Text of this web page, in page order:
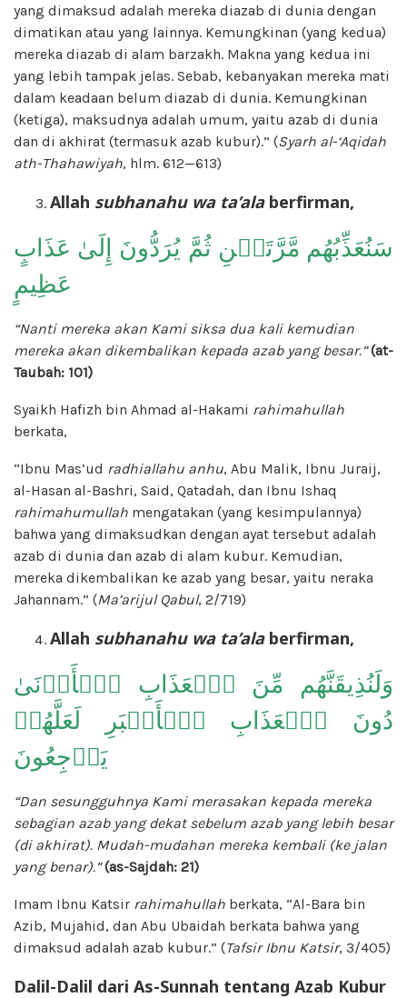
yang dimaksud adalah mereka diazab di dunia dengan
dimatikan atau yang lainnya. Kemungkinan (yang kedua)
mereka diazab di alam barzakh. Makna yang kedua ini
yang lebih tampak jelas. Sebab, kebanyakan mereka mati
dalam keadaan belum diazab di dunia. Kemungkinan
(ketiga), maksudnya adalah umum, yaitu azab di dunia
dan di akhirat (termasuk azab kubur).” (Syarh al-‘Aqidah
ath-Thahawiyah, hlm. 612—613)
Allah subhanahu wa ta’alaberfirman,
سَنُعَذِّبُهُم مَّرَّتَيۡنِ ثُمَّ يُرَدُّونَ إِلَىٰ عَذَابٍ
عَظِيمٍ
“Nanti mereka akan Kami siksa dua kali kemudian
mereka akan dikembalikan kepada azab yang besar.”(at-
Taubah: 101)
Syaikh Hafizh bin Ahmad al-Hakami rahimahullah
berkata,
“Ibnu Mas’ud radhiallahu anhu, Abu Malik, Ibnu Juraij,
al-Hasan al-Bashri, Said, Qatadah, dan Ibnu Ishaq
rahimahumullah mengatakan (yang kesimpulannya)
bahwa yang dimaksudkan dengan ayat tersebut adalah
azab di dunia dan azab di alam kubur. Kemudian,
mereka dikembalikan ke azab yang besar, yaitu neraka
Jahannam.” (Ma’arijul Qabul, 2/719)
Allah subhanahu wa ta’alaberfirman,
وَلَنُذِيقَنَّهُم مِّنَ ٱلۡعَذَابِ ٱلۡأَدۡنَىٰ
دُونَ ٱلۡعَذَابِ ٱلۡأَكۡبَرِ لَعَلَّهُمۡ
يَرۡجِعُونَ
“Dan sesungguhnya Kami merasakan kepada mereka
sebagian azab yang dekat sebelum azab yang lebih besar
(di akhirat). Mudah-mudahan mereka kembali (ke jalan
yang benar).”(as-Sajdah: 21)
Imam Ibnu Katsir rahimahullah berkata, “Al-Bara bin
Azib, Mujahid, dan Abu Ubaidah berkata bahwa yang
dimaksud adalah azab kubur.” (Tafsir Ibnu Katsir, 3/405)
Dalil-Dalil dari As-Sunnah tentang Azab Kubur